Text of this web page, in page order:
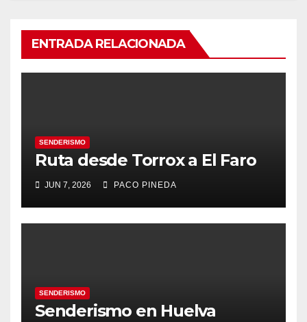
ENTRADA RELACIONADA
SENDERISMO
Ruta desde Torrox a El Faro
JUN 7, 2026 PACO PINEDA
SENDERISMO
Senderismo en Huelva